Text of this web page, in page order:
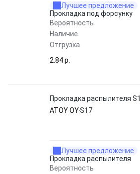
Лучшее предложение
Прокладка под форсунку
Вероятность
Наличие
Отгрузка
2.84 p.
Прокладка распылителя
ATOY OYS17
Лучшее предложение
Прокладка распылителя
Вероятность